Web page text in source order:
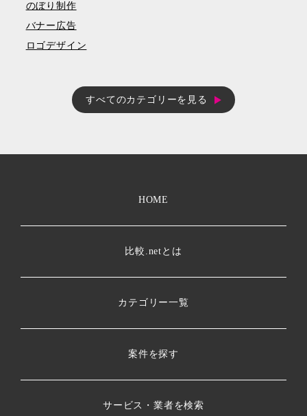
のぼり制作
バナー広告
ロゴデザイン
すべてのカテゴリーを見る
HOME
比較.netとは
カテゴリー一覧
案件を探す
サービス・業者を検索